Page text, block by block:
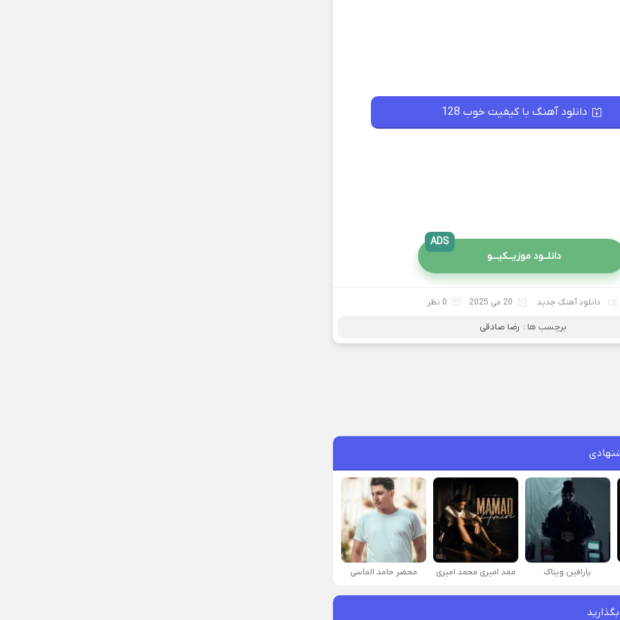
دانلود آهنگ با کیفیت خوب 128
دانلــود موزیــکیـــو
ADS
دانلود آهنگ جدید 20 می 2025 0 نظر
برچسب ها : رضا صادقی
پارافين ویناک ممد امیری محمد امیری محضر حامد الماسی